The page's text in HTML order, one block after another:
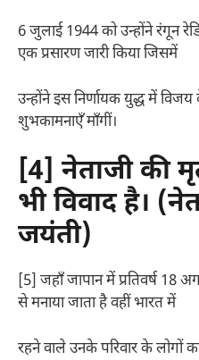
6 जुलाई 1944 को उन्होंने रंगून
एक प्रसारण जारी किया जिसमें
उन्होंने इस निर्णायक युद्ध में
शुभकामनाएँ माँगीं।
[4] नेताजी की
भी विवाद है।
जयंती)
[5] जहाँ जापान में प्रतिवर्ष 18
से मनाया जाता है वहीं भारत में
रहने वाले उनके परिवार के लोगों